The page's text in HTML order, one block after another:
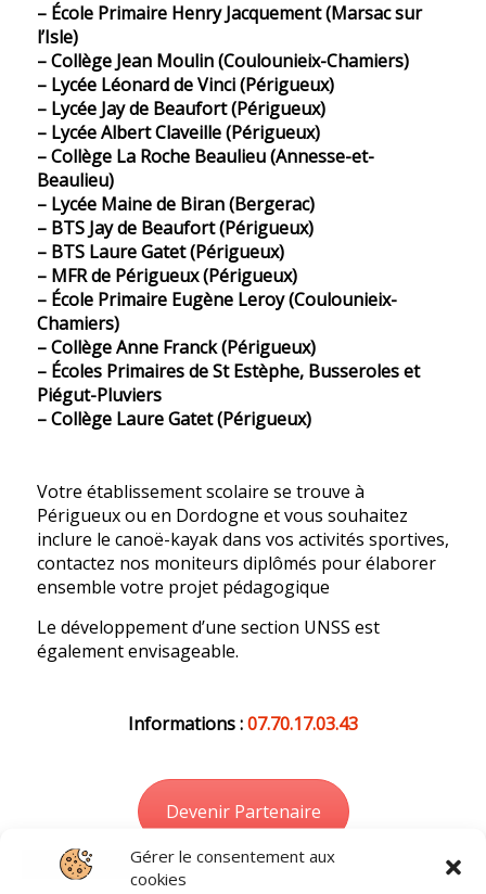
Gérer le consentement aux
cookies
– École Primaire Henry Jacquement (Marsac sur
l’Isle)
– Collège Jean Moulin (Coulounieix-Chamiers)
– Lycée Léonard de Vinci (Périgueux)
– Lycée Jay de Beaufort (Périgueux)
– Lycée Albert Claveille (Périgueux)
– Collège La Roche Beaulieu (Annesse-et-
Beaulieu)
– Lycée Maine de Biran (Bergerac)
– BTS Jay de Beaufort (Périgueux)
– BTS Laure Gatet (Périgueux)
– MFR de Périgueux (Périgueux)
– École Primaire Eugène Leroy (Coulounieix-
Chamiers)
– Collège Anne Franck (Périgueux)
– Écoles Primaires de St Estèphe, Busseroles et
Piégut-Pluviers
– Collège Laure Gatet (Périgueux)
Votre établissement scolaire se trouve à
Périgueux ou en Dordogne et vous souhaitez
inclure le canoë-kayak dans vos activités sportives,
contactez nos moniteurs diplômés pour élaborer
ensemble votre projet pédagogique
Le développement d’une section UNSS est
également envisageable.
Informations :07.70.17.03.43
Devenir Partenaire